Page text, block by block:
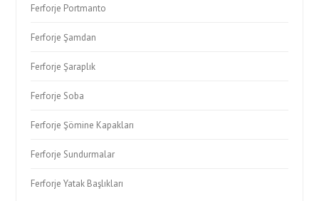
Ferforje Portmanto
Ferforje Şamdan
Ferforje Şaraplık
Ferforje Soba
Ferforje Şömine Kapakları
Ferforje Sundurmalar
Ferforje Yatak Başlıkları